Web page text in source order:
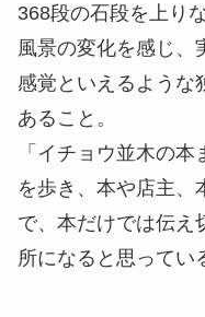
368段の石段を上り
風景の変化を感じ、
感覚といえるような
あること。
「イチョウ並木の
を歩き、本や店主、
で、本だけでは伝え
所になると思ってい